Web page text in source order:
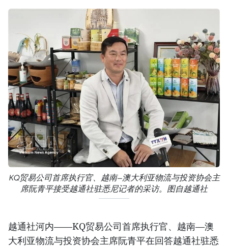
KQ贸易公司首席执行官、越南—澳大利亚物流与投资协会主
席阮青平接受越通社驻悉尼记者的采访。图自越通社
越通社河内——KQ贸易公司首席执行官、越南—澳
大利亚物流与投资协会主席阮青平在回答越通社驻悉